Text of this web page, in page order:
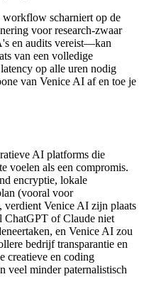
workflow scharniert op de
voor research-zwaar
en audits vereist—kan
van een volledige
op alle uren nodig
van Venice AI af en toe je
AI platforms die
voelen als een compromis.
encryptie, lokale
(vooral voor
verdient Venice AI zijn plaats
ChatGPT of Claude niet
en Venice AI zou
bedrijf transparantie en
creatieve en coding
veel minder paternalistisch